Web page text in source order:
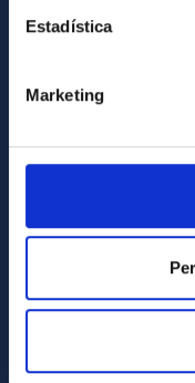
Estadística
Marketing
Library
Legislation
Code of ethics and